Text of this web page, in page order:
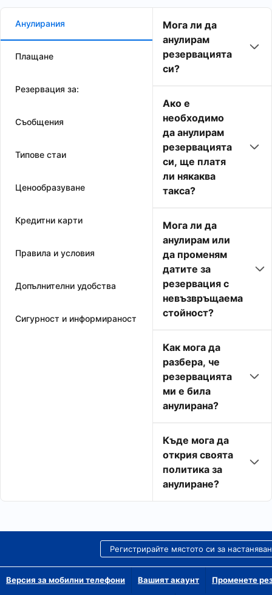
Анулирания
Плащане
Резервация за:
Съобщения
Типове стаи
Ценообразуване
Кредитни карти
Правила и условия
Допълнителни удобства
Сигурност и информираност
Мога ли да
анулирам
резервацията
си?
Ако е
необходимо
да анулирам
резервацията
си, ще платя
ли някаква
такса?
Мога ли да
анулирам или
да променям
датите за
резервация с
невъзвръщаема
стойност?
Как мога да
разбера, че
резервацията
ми е била
анулирана?
Къде мога да
открия своята
политика за
анулиране?
Регистрирайте мястото си за
Версия за мобилни телефони Вашият акаунт Променете